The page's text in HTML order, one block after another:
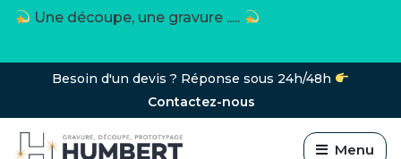
Toutes les matières et tous les objets
Besoin d'un devis ? Réponse sous 24h/48h
Contactez-nous
Menu